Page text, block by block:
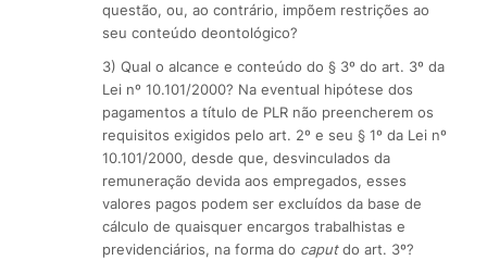
questão, ou, ao contrário, impõem restrições ao
seu conteúdo deontológico?
3) Qual o alcance e conteúdo do § 3º do art. 3º da
Lei nº 10.101/2000? Na eventual hipótese dos
pagamentos a título de PLR não preencherem os
requisitos exigidos pelo art. 2º e seu § 1º da Lei nº
10.101/2000, desde que, desvinculados da
remuneração devida aos empregados, esses
valores pagos podem ser excluídos da base de
cálculo de quaisquer encargos trabalhistas e
previdenciários, na forma do caputdo art. 3º?